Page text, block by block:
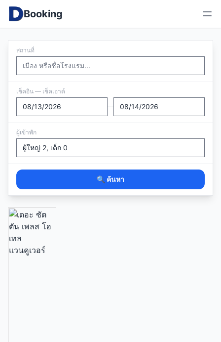
Booking
สถานที่
เช็คอิน — เช็คเอาต์
—
ผู้เข้าพัก
🔍 ค้นหา